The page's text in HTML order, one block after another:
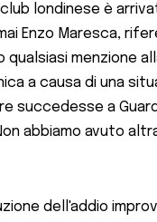
londinese è
Enzo Maresca,
menzione
a causa di una
succedesse a
abbiamo avuto
dell'addio